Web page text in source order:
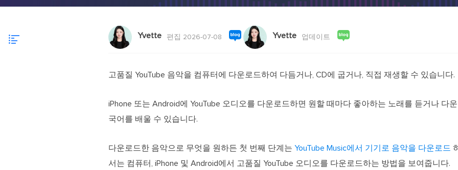
무료 동영상 편집 소프트웨어
Yvette 편집 2026-07-08 Yvette 업데이트
고품질 YouTube 음악을 컴퓨터에 다운로드하여 다듬거나, CD에 굽거나, 직접 재생할 수 있습니다.
iPhone 또는 Android에 YouTube 오디오를 다운로드하면 원할 때마다 좋아하는 노래를 듣거나 다
국어를 배울 수 있습니다.
다운로드한 음악으로 무엇을 원하든 첫 번째 단계는 YouTube Music에서 기기로 음악을 다운로드
서는 컴퓨터, iPhone 및 Android에서 고품질 YouTube 오디오를 다운로드하는 방법을 보여줍니다.